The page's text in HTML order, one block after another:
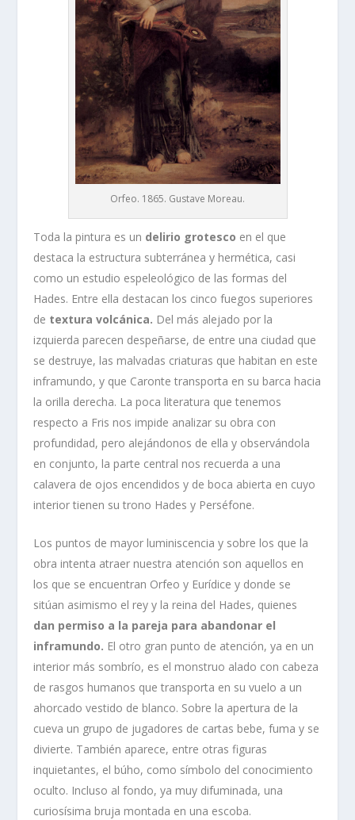
Orfeo. 1865. Gustave Moreau.
Toda la pintura es un delirio grotesco en el que
destaca la estructura subterránea y hermética, casi
como un estudio espeleológico de las formas del
Hades. Entre ella destacan los cinco fuegos superiores
de textura volcánica. Del más alejado por la
izquierda parecen despeñarse, de entre una ciudad que
se destruye, las malvadas criaturas que habitan en este
inframundo, y que Caronte transporta en su barca hacia
la orilla derecha. La poca literatura que tenemos
respecto a Fris nos impide analizar su obra con
profundidad, pero alejándonos de ella y observándola
en conjunto, la parte central nos recuerda a una
calavera de ojos encendidos y de boca abierta en cuyo
interior tienen su trono Hades y Perséfone.
Los puntos de mayor luminiscencia y sobre los que la
obra intenta atraer nuestra atención son aquellos en
los que se encuentran Orfeo y Eurídice y donde se
sitúan asimismo el rey y la reina del Hades, quienes
dan permiso a la pareja para abandonar el
inframundo. El otro gran punto de atención, ya en un
interior más sombrío, es el monstruo alado con cabeza
de rasgos humanos que transporta en su vuelo a un
ahorcado vestido de blanco. Sobre la apertura de la
cueva un grupo de jugadores de cartas bebe, fuma y se
divierte. También aparece, entre otras figuras
inquietantes, el búho, como símbolo del conocimiento
oculto. Incluso al fondo, ya muy difuminada, una
curiosísima bruja montada en una escoba.